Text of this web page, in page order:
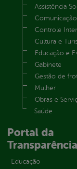
Assistência
Comunicação
Controle
Cultura e
Educação e
Gabinete
Gestão de
Mulher
Obras e
Saúde
Portal da
Transparência
Educação